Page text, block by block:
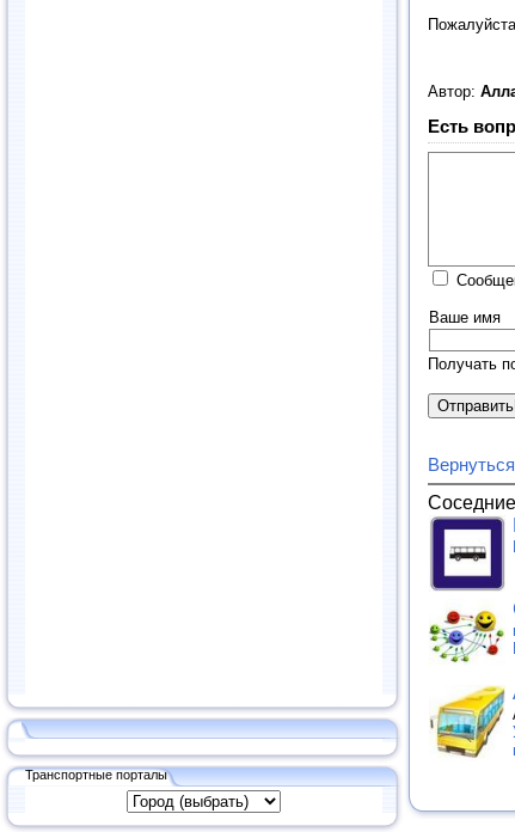
Транспортные порталы
Автор:
Есть
Ваше имя
Получать